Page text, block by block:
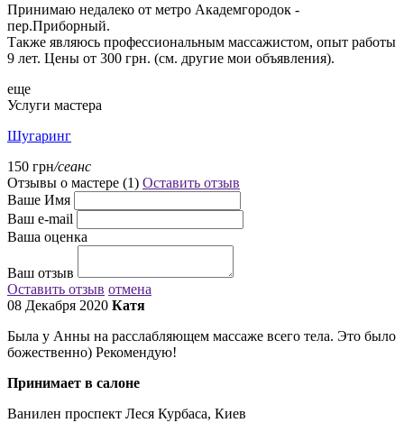
Принимаю недалеко от метро Академгородок -
пер.Приборный.
Также являюсь профессиональным массажистом, опыт работы
9 лет. Цены от 300 грн. (см. другие мои объявления).
еще
Услуги мастера
Шугаринг
150 грн/сеанс
Отзывы о мастере (1) Оставить отзыв
Ваше Имя
Ваш e-mail
Ваша оценка
Ваш отзыв
Оставить отзыв отмена
08 Декабря 2020 Катя
Была у Анны на расслабляющем массаже всего тела. Это было
божественно) Рекомендую!
Принимает в салоне
Ванилен проспект Леся Курбаса, Киев